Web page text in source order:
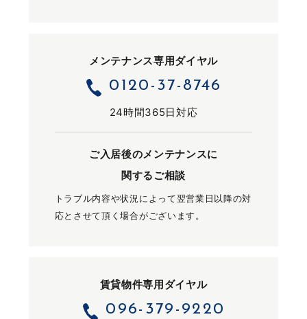
メンテナンス専用ダイヤル
0120-37-8746
24時間365日対応
ご入居後のメンテナンスに
関するご相談
トラブル内容や状況によって翌営業日以降の対
応とさせて頂く場合がございます。
賃貸物件専用ダイヤル
096-379-9220